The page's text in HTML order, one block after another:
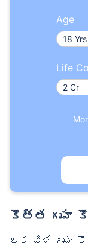
Age
Life
కొత్త గృహ
ఒక వేళ గృహ
మీ కుటుంబం
లైఫ్ ఇన్సూరెన్స్‌కు
సంవత్సరాల వయసు వరకు
ధర — పొగాకు తాగని, ముందే